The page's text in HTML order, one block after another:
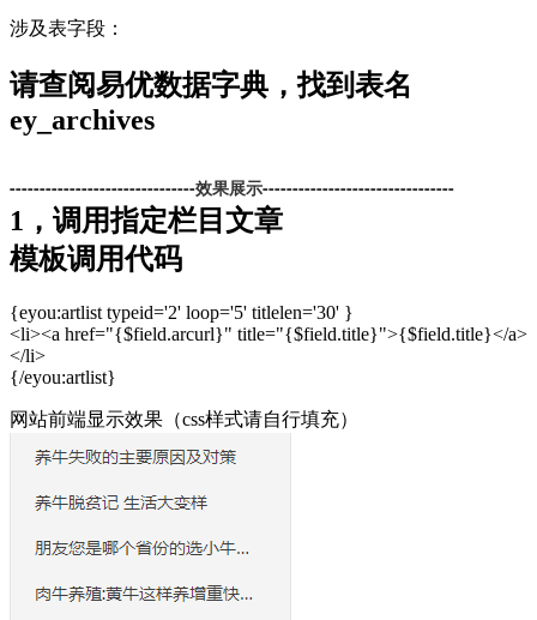
涉及表字段：
请查阅易优数据字典，找到表名
ey_archives
-------------------------------效果展示--------------------------------
1，调用指定栏目文章
模板调用代码
{eyou:artlist typeid='2' loop='5' titlelen='30' }
<li><a href="{$field.arcurl}" title="{$field.title}">{$field.title}</a>
</li>
{/eyou:artlist}
网站前端显示效果（css样式请自行填充）